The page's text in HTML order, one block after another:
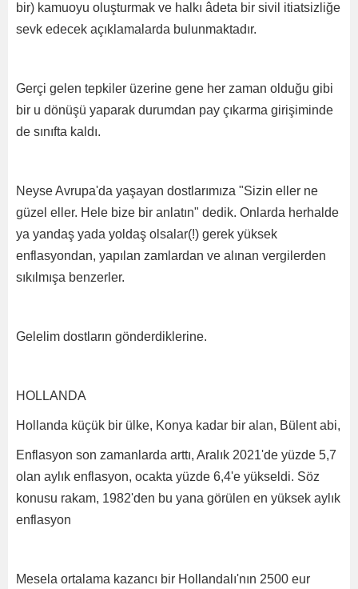
bir) kamuoyu oluşturmak ve halkı âdeta bir sivil itiatsizliğe
sevk edecek açıklamalarda bulunmaktadır.
Gerçi gelen tepkiler üzerine gene her zaman olduğu gibi
bir u dönüşü yaparak durumdan pay çıkarma girişiminde
de sınıfta kaldı.
Neyse Avrupa'da yaşayan dostlarımıza "Sizin eller ne
güzel eller. Hele bize bir anlatın" dedik. Onlarda herhalde
ya yandaş yada yoldaş olsalar(!) gerek yüksek
enflasyondan, yapılan zamlardan ve alınan vergilerden
sıkılmışa benzerler.
Gelelim dostların gönderdiklerine.
HOLLANDA
Hollanda küçük bir ülke, Konya kadar bir alan, Bülent abi,
Enflasyon son zamanlarda arttı, Aralık 2021'de yüzde 5,7
olan aylık enflasyon, ocakta yüzde 6,4'e yükseldi. Söz
konusu rakam, 1982'den bu yana görülen en yüksek aylık
enflasyon
Mesela ortalama kazancı bir Hollandalı'nın 2500 eur